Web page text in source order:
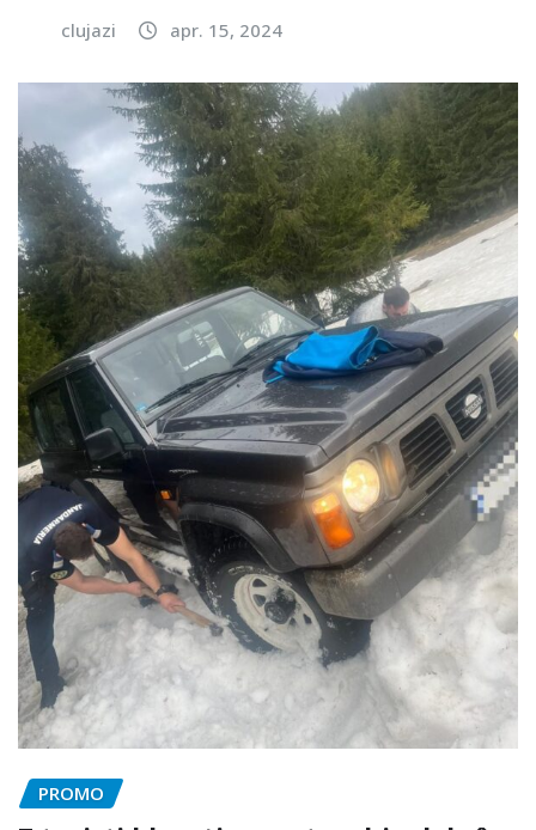
clujazi apr. 15, 2024
PROMO